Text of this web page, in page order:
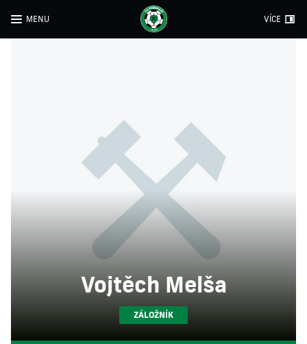
MENU VÍCE
Vojtěch Melša
ZÁLOŽNÍK